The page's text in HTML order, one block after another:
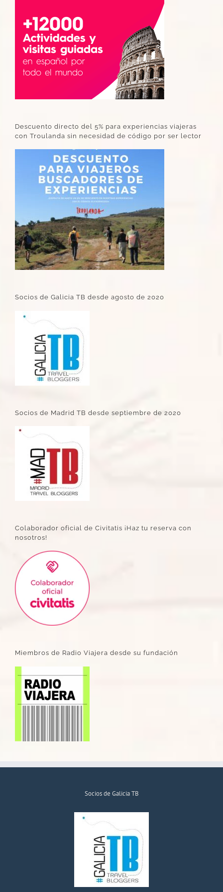
Descuento directo del 5% para experiencias viajeras
con Troulanda sin necesidad de código por ser lector
Socios de Galicia TB desde agosto de 2020
Socios de Madrid TB desde septiembre de 2020
Colaborador oficial de Civitatis ¡Haz tu reserva con
nosotros!
Miembros de Radio Viajera desde su fundación
Socios de Galicia TB